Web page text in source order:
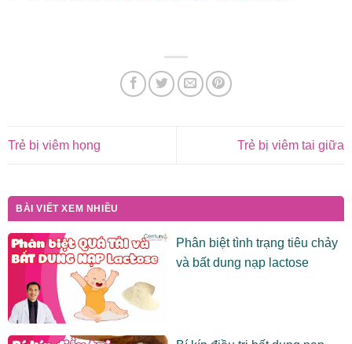
Trẻ bị viêm họng Trẻ bị viêm tai giữa
BÀI VIẾT XEM NHIỀU
Phân biệt tình trạng tiêu chảy
và bất dung nạp lactose